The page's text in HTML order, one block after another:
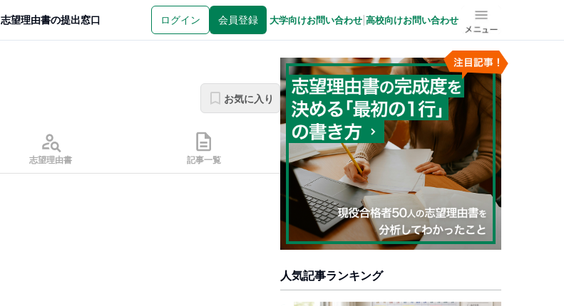
志望理由書の提出窓口 ログイン 会員登録 大学向けお問い合わせ 高校向けお問い合わせ メニュー
お気に入り
志望理由書 記事一覧
人気記事ランキング